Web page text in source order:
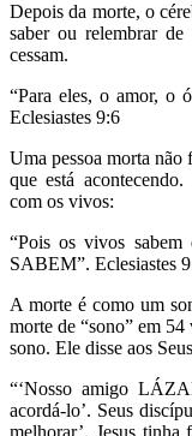
Depois da morte, o
saber ou relembrar de
cessam.
“Para eles, o amor, o
Eclesiastes 9:6
Uma pessoa morta não
que está
com os vivos:
“Pois os vivos
SABEM”. Eclesiastes
A morte é como um
morte de “sono” em
sono. Ele disse aos
“‘Nosso amigo
acordá-lo’. Seus
melhorar’. Jesus tinha